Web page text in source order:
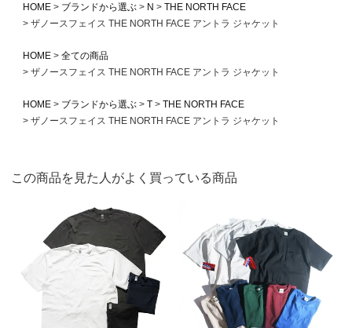
HOME ブランドから選ぶ N
THE NORTH FACE
ザノースフェイス THE NORTH FACE アントラ ジャケット
HOME
全ての商品
ザノースフェイス THE NORTH FACE アントラ ジャケット
HOME ブランドから選ぶ T
THE NORTH FACE
ザノースフェイス THE NORTH FACE アントラ ジャケット
この商品を見た人がよく買っている商品